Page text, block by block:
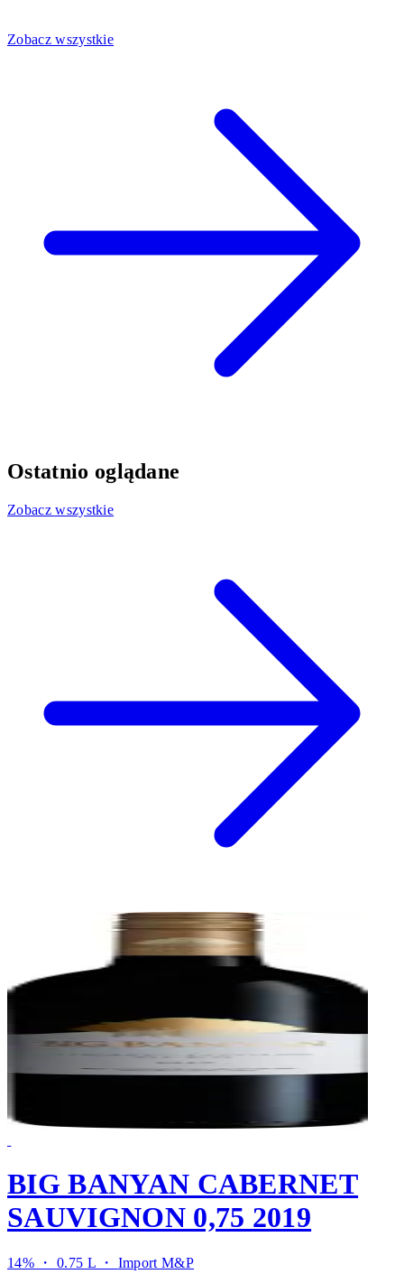
Zobacz wszystkie
Ostatnio oglądane
Zobacz wszystkie
BIG BANYAN CABERNET
SAUVIGNON 0,75 2019
14% ・ 0.75 L ・ Import M&P